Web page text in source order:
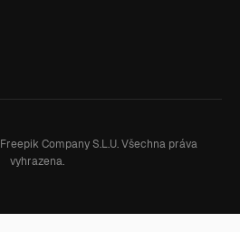
Freepik Company S.L.U.Všechna práva
vyhrazena.